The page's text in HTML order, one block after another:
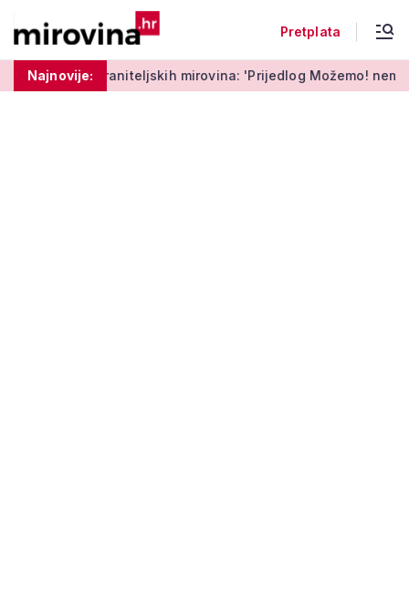
Pretplata
Najnovije:mirovina: 'Prijedlog Možemo! nema veze s